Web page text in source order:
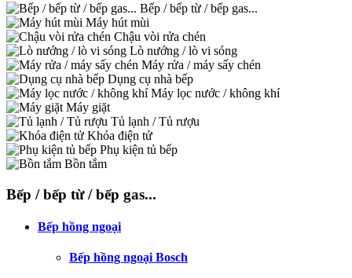
Bếp / bếp từ / bếp gas...
Máy hút mùi
Chậu vòi rửa chén
Lò nướng / lò vi sóng
Máy rửa / máy sấy chén
Dụng cụ nhà bếp
Máy lọc nước / không khí
Máy giặt
Tủ lạnh / Tủ rượu
Khóa điện tử
Phụ kiện tủ bếp
Bồn tắm
Bếp / bếp từ / bếp gas...
Bếp hồng ngoại
Bếp hồng ngoại Bosch